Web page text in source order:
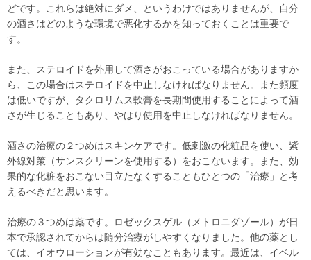
どです。これらは絶対にダメ、というわけではありませんが、自分
の酒さはどのような環境で悪化するかを知っておくことは重要で
す。
また、ステロイドを外用して酒さがおこっている場合がありますか
ら、この場合はステロイドを中止しなければなりません。また頻度
は低いですが、タクロリムス軟膏を長期間使用することによって酒
さが生じることもあり、やはり使用を中止しなければなりません。
酒さの治療の２つめはスキンケアです。低刺激の化粧品を使い、紫
外線対策（サンスクリーンを使用する）をおこないます。また、効
果的な化粧をおこない目立たなくすることもひとつの「治療」と考
えるべきだと思います。
治療の３つめは薬です。ロゼックスゲル（メトロニダゾール）が日
本で承認されてからは随分治療がしやすくなりました。他の薬とし
ては、イオウローションが有効なこともあります。最近は、イベル